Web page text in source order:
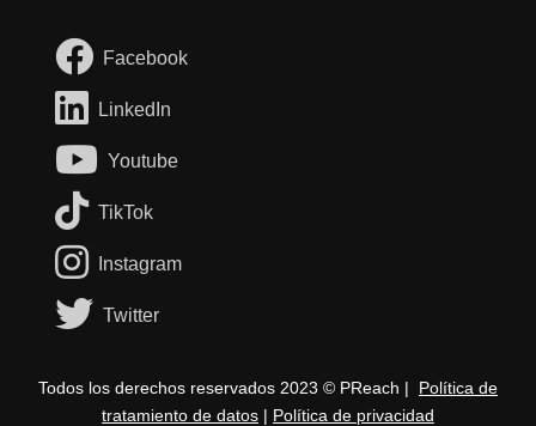
Facebook
LinkedIn
Youtube
TikTok
Instagram
Twitter
Todos los derechos reservados 2023 © PReach | Política de
tratamiento de datos | Política de privacidad